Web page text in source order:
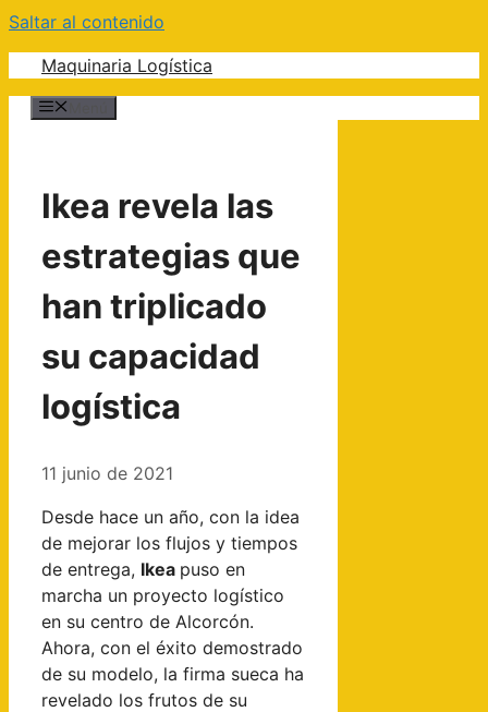
Saltar al contenido
Maquinaria Logística
Ikea revela las
estrategias que
han triplicado
su capacidad
logística
11 junio de 2021
Desde hace un año, con la idea
de mejorar los flujos y tiempos
de entrega, Ikea puso en
marcha un proyecto logístico
en su centro de Alcorcón.
Ahora, con el éxito demostrado
de su modelo, la firma sueca ha
revelado los frutos de su